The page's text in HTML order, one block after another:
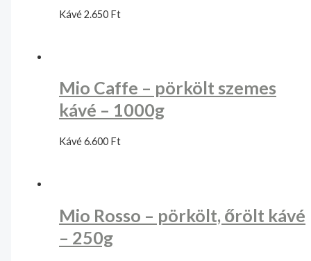
Kávé2.650 Ft
Mio Caffe – pörkölt szemes
kávé – 1000g
Kávé6.600 Ft
Mio Rosso – pörkölt, őrölt kávé
– 250g